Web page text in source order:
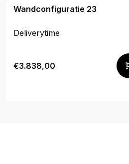
Wandconfiguratie 23
Deliverytime
€3.838,00